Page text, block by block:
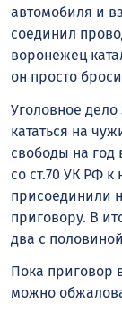
автомобиля и
соединил
воронежец
он просто
Уголовное дело
кататься на
свободы на год
со ст.70 УК РФ
присоединили
приговору. В
два с
Пока приговор
можно